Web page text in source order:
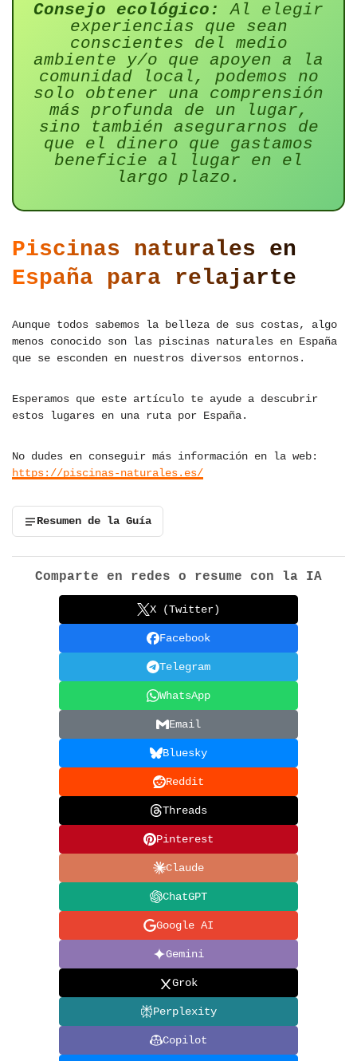
Consejo ecológico:
Al elegir
experiencias que sean
conscientes del medio
ambiente y/o que apoyen a la
comunidad local, podemos no
solo obtener una comprensión
más profunda de un lugar,
sino también asegurarnos de
que el dinero que gastamos
beneficie al lugar en el
largo plazo.
Piscinas naturales en
España para relajarte
Aunque todos sabemos la belleza de sus costas, algo
menos conocido son las piscinas naturales en España
que se esconden en nuestros diversos entornos.
Esperamos que este artículo te ayude a descubrir
estos lugares en una ruta por España.
No dudes en conseguir más información en la web:
https://piscinas-naturales.es/
Resumen de la Guía
Comparte en redes o resume con la IA
X (Twitter)
Facebook
Telegram
WhatsApp
Email
Bluesky
Reddit
Threads
Pinterest
Claude
ChatGPT
Google AI
Gemini
Grok
Perplexity
Copilot